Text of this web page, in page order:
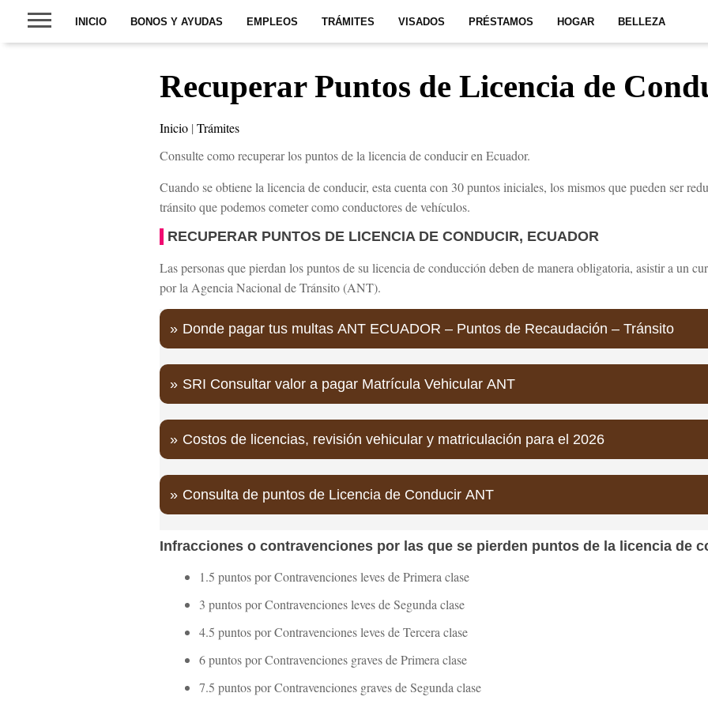
INICIO BONOS Y AYUDAS EMPLEOS TRÁMITES VISADOS PRÉSTAMOS HOGAR BELLEZA
Recuperar Puntos de Licencia de
Inicio |Trámites
Consulte como recuperar los puntos de la licencia de conducir en Ecuador.
Cuando se obtiene la licencia de conducir, esta cuenta con 30 puntos iniciales, los mismos que pueden ser
tránsito que podemos cometer como conductores de vehículos.
RECUPERAR PUNTOS DE LICENCIA DE CONDUCIR, ECUADOR
Las personas que pierdan los puntos de su licencia de conducción deben de manera obligatoria, asistir a un
por la Agencia Nacional de Tránsito (ANT).
Donde pagar tus multas ANT ECUADOR – Puntos de Recaudación – Tránsito
SRI Consultar valor a pagar Matrícula Vehicular ANT
Costos de licencias, revisión vehicular y matriculación para el 2026
Consulta de puntos de Licencia de Conducir ANT
Infracciones o contravenciones por las que se pierden puntos de la licencia de
1.5 puntos por Contravenciones leves de Primera clase
3 puntos por Contravenciones leves de Segunda clase
4.5 puntos por Contravenciones leves de Tercera clase
6 puntos por Contravenciones graves de Primera clase
7.5 puntos por Contravenciones graves de Segunda clase